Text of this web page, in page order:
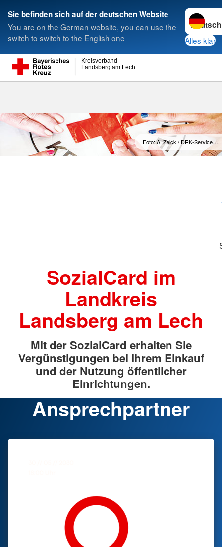
Sie befinden sich auf der deutschen Website
You are on the German website, you can use the
switch to switch to the English one
Sprache
Alles klar
Landsberg am Lech
Kreisverband
Suche
Foto: A. Zelck / DRK-Service…
SozialCard im
Landkreis
Landsberg am Lech
Mit der SozialCard erhalten Sie
Vergünstigungen bei Ihrem Einkauf
und der Nutzung öffentlicher
Einrichtungen.
Ansprechpartner